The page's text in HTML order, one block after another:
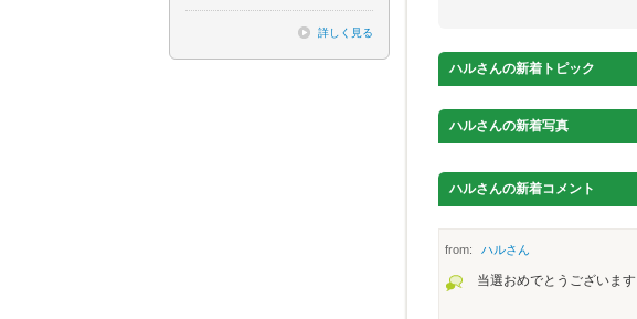
詳しく見る
ハルさんの新着トピック
ハルさんの新着写真
ハルさんの新着コメント
from: ハルさん
当選おめでとうございます